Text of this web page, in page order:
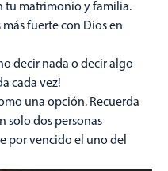
tu matrimonio y familia.
fuerte con Dios en
decir nada o decir algo
cada vez!
una opción. Recuerda
solo dos personas
por vencido el uno del